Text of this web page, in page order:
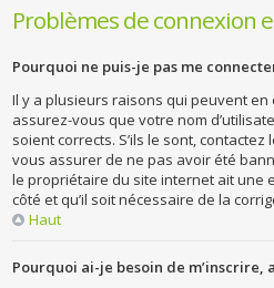
Problèmes de connexion
Pourquoi ne puis-je pas me
Il y a plusieurs raisons qui peuvent
assurez-vous que votre nom
soient corrects. S’ils le sont,
vous assurer de ne pas avoir été
le propriétaire du site internet ait une
côté et qu’il soit nécessaire de la
Haut
Pourquoi ai-je besoin de m’inscrire,